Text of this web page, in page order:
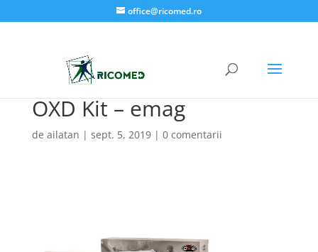
office@ricomed.ro
OXD Kit – emag
de ailatan | sept. 5, 2019| 0 comentarii